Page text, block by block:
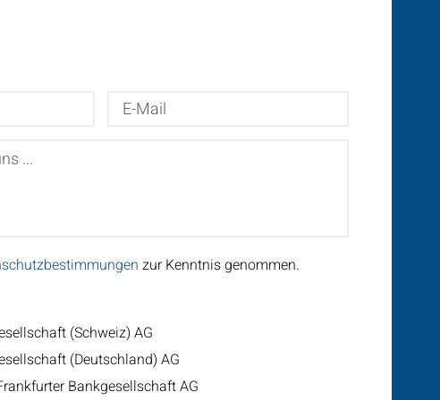
Mail
zur Kenntnis genommen.
(Schweiz) AG
(Deutschland) AG
Bankgesellschaft AG